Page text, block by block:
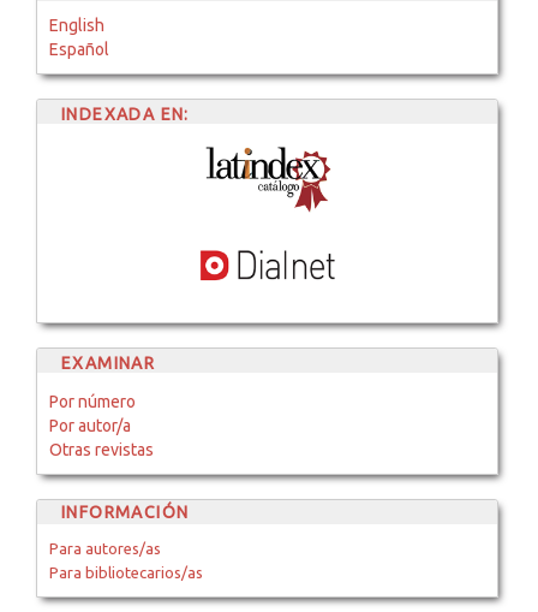
English
Español
INDEXADA EN:
EXAMINAR
Por número
Por autor/a
Otras revistas
INFORMACIÓN
Para autores/as
Para bibliotecarios/as